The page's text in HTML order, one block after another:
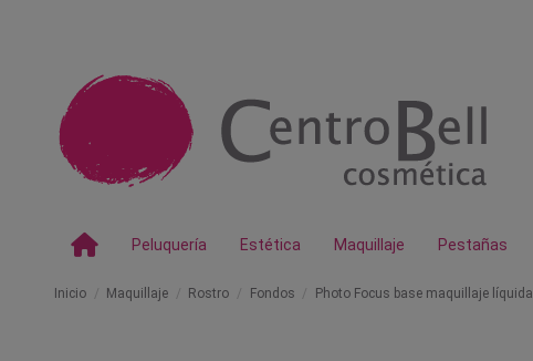
Peluquería Estética Maquillaje Pestañas
Inicio Maquillaje Rostro Fondos Photo Focus base maquillaje líquida